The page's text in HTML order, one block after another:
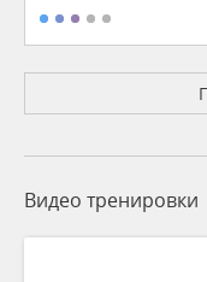
Видео тренировки